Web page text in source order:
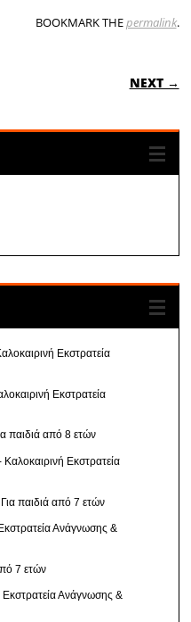
BOOKMARK THEpermalink.
NEXT →
Εκστρατεία
Εκστρατεία
από 8 ετών
Εκστρατεία
παιδιά από 7 ετών
Ανάγνωσης &
7 ετών
Ανάγνωσης &